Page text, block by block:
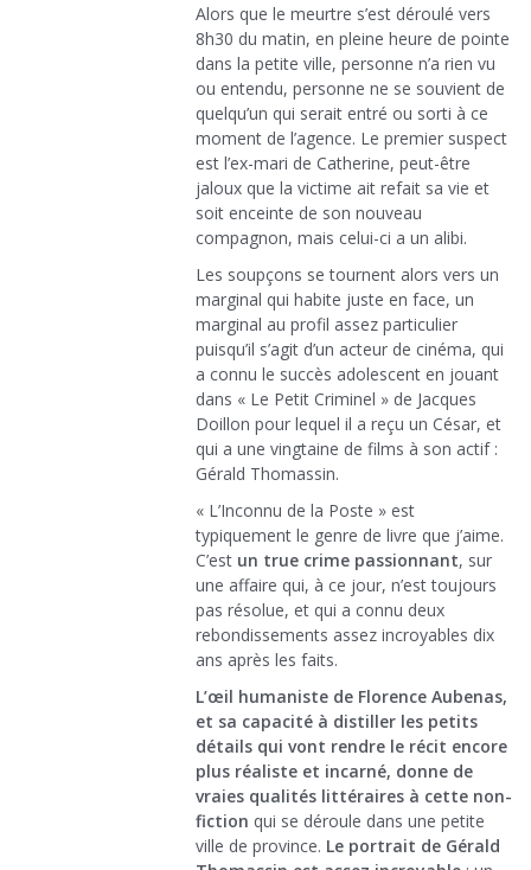
Alors que le meurtre s’est déroulé vers
8h30 du matin, en pleine heure de pointe
dans la petite ville, personne n’a rien vu
ou entendu, personne ne se souvient de
quelqu’un qui serait entré ou sorti à ce
moment de l’agence. Le premier suspect
est l’ex-mari de Catherine, peut-être
jaloux que la victime ait refait sa vie et
soit enceinte de son nouveau
compagnon, mais celui-ci a un alibi.
Les soupçons se tournent alors vers un
marginal qui habite juste en face, un
marginal au profil assez particulier
puisqu’il s’agit d’un acteur de cinéma, qui
a connu le succès adolescent en jouant
dans « Le Petit Criminel » de Jacques
Doillon pour lequel il a reçu un César, et
qui a une vingtaine de films à son actif :
Gérald Thomassin.
« L’Inconnu de la Poste » est
typiquement le genre de livre que j’aime.
C’est un true crime passionnant, sur
une affaire qui, à ce jour, n’est toujours
pas résolue, et qui a connu deux
rebondissements assez incroyables dix
ans après les faits.
L’œil humaniste de Florence Aubenas,
et sa capacité à distiller les petits
détails qui vont rendre le récit encore
plus réaliste et incarné, donne de
vraies qualités littéraires à cette non-
fiction qui se déroule dans une petite
ville de province. Le portrait de Gérald